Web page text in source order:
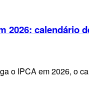
2026: calendário
o IPCA em 2026, o